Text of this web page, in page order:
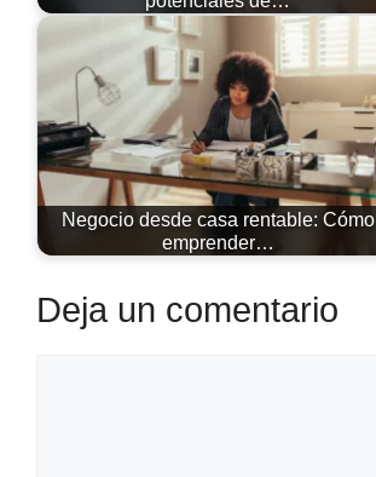
Negocio desde casa rentable: Cómo
emprender…
Deja un comentario